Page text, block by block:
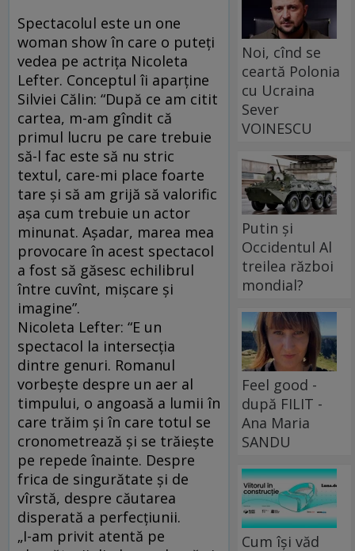
Spectacolul este un one
woman show în care o puteți
vedea pe actrița Nicoleta
Lefter. Conceptul îi aparține
Silviei Călin: “După ce am citit
cartea, m-am gîndit că
primul lucru pe care trebuie
să-l fac este să nu stric
textul, care-mi place foarte
tare și să am grijă să valorific
așa cum trebuie un actor
minunat. Așadar, marea mea
provocare în acest spectacol
a fost să găsesc echilibrul
între cuvînt, mișcare și
imagine”.
Nicoleta Lefter: “E un
spectacol la intersecţia
dintre genuri. Romanul
vorbeşte despre un aer al
timpului, o angoasă a lumii în
care trăim şi în care totul se
cronometrează şi se trăieşte
pe repede înainte. Despre
frica de singurătate şi de
vîrstă, despre căutarea
disperată a perfecţiunii.
„I-am privit atentă pe
Noi, cînd se
ceartă Polonia
cu Ucraina
Sever
VOINESCU
Putin și
Occidentul Al
treilea război
mondial?
Feel good -
după FILIT -
Ana Maria
SANDU
Cum își văd